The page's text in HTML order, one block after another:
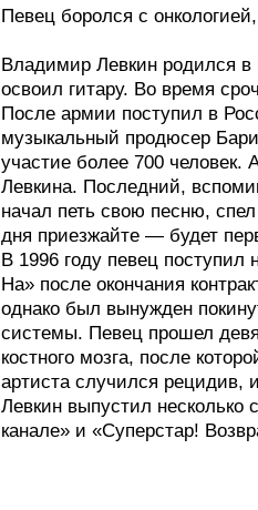
Певец боролся с
Владимир Левкин родился в
освоил гитару. Во время
После армии поступил в
музыкальный продюсер
участие более 700
Левкина. Последний,
начал петь свою песню,
дня приезжайте — будет
В 1996 году певец
На» после окончания
однако был вынужден
системы. Певец прошел
костного мозга, после
артиста случился рецидив,
Левкин выпустил
канале» и «Суперстар!